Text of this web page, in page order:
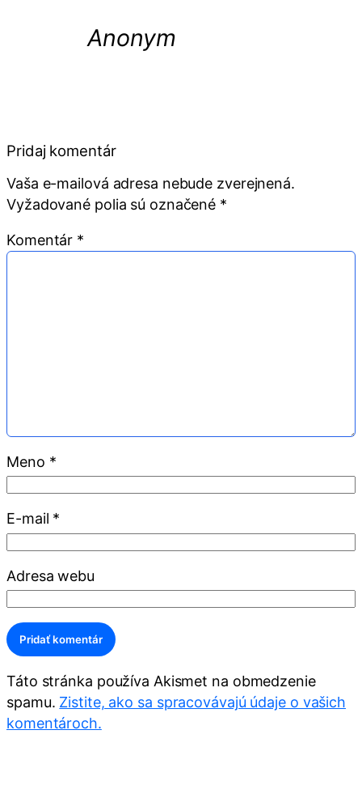
Anonym
Pridaj komentár
Vaša e-mailová adresa nebude zverejnená.
Vyžadované polia sú označené *
Komentár *
Meno *
E-mail *
Adresa webu
Alternative:
Táto stránka používa Akismet na obmedzenie
spamu. Zistite, ako sa spracovávajú údaje o vašich
komentároch.